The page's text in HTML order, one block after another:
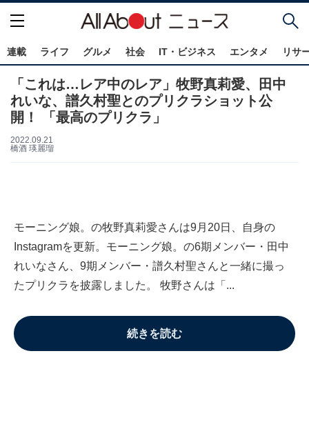
連載 ライフ グルメ 社会 IT・ビジネス エンタメ リサ
「これは…レア中のレア」牧野真莉愛、田中
れいな、譜久村聖とのプリクラショット公
開！ 「最高のプリクラ」
2022.09.21
橋酒 瑛麗瑠
モーニング娘。の牧野真莉愛さんは9月20日、自身の
Instagramを更新。モーニング娘。の6期メンバー・田中
れいなさん、9期メンバー・譜久村聖さんと一緒に撮っ
たプリクラを披露しました。 牧野さんは「...
続きを読む